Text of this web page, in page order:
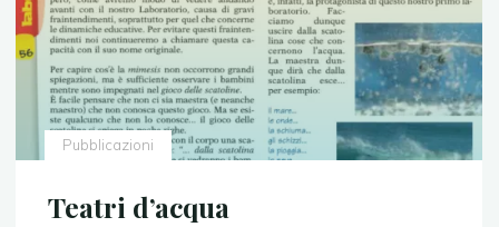
Pubblicazioni
Teatri d’acqua